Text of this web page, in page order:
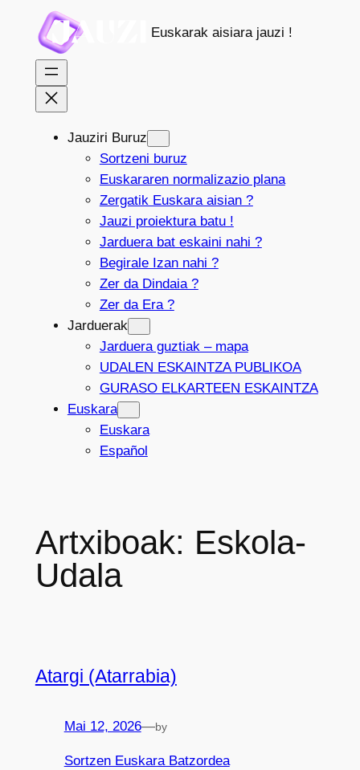
edukira
Euskarak aisiara jauzi !
Jauziri Buruz
Sortzeni buruz
Euskararen normalizazio plana
Zergatik Euskara aisian ?
Jauzi proiektura batu !
Jarduera bat eskaini nahi ?
Begirale Izan nahi ?
Zer da Dindaia ?
Zer da Era ?
Jarduerak
Jarduera guztiak – mapa
UDALEN ESKAINTZA PUBLIKOA
GURASO ELKARTEEN ESKAINTZA
Euskara
Euskara
Español
Artxiboak: Eskola-
Udala
Atargi (Atarrabia)
Mai 12, 2026—by
Sortzen Euskara Batzordea